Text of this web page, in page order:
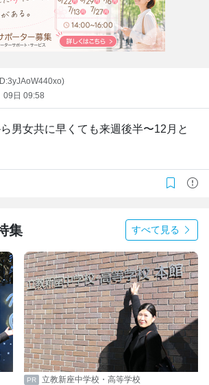
09日 09:58
男女共に早くても来週後半〜12月と
集 すべて見る
立教新座中学校・高等学校